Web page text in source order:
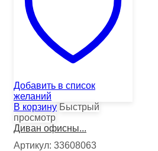
Добавить в список
желаний
В корзину Быстрый
просмотр
Диван офисны...
Артикул: 33608063